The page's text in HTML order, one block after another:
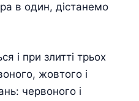
в один, дістанемо
і при злитті трьох
жовтого і
червоного і